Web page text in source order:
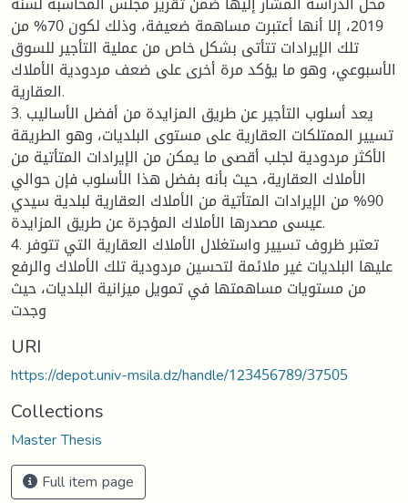
2019، إلا أنها أعتبرت مساهمة ضعيفة، وذلك لكون 70% من
تلك الإيرادات تتأتى بشكل خاص من عملية التأجير للسوق
الأسبوعي، وهو ما يؤكد مرة أخرى على ضعف مردودية الأملاك
العقارية.
3. يعد أسلوب التأجير عن طريق المزايدة من أفضل الأساليب
تسيير الممتلكات العقارية على مستوى البلديات، وهو الطريقة
الأكثر مردودية لجلب أقصى ما يمكن من الإيرادات المتأتية من
الأملاك العقارية، حيث بأنه بفضل هذا الأسلوب فإن حوالي
90% من الإيرادات المتأتية من الأملاك العقارية لبلدية سيدي
عيسى مصدرها الأملاك المؤجرة عن طريق المزايدة.
4. تعتبر ظروف تسيير واستغلال الأملاك العقارية التي تتوفر
عليها البلديات غير ملائمة لتحسين مردودية تلك الأملاك والرفع
من مستويات مساهمتها في تمويل ميزانية البلديات، حيث
وجدت
URI
https://depot.univ-msila.dz/handle/123456789/37505
Collections
Master Thesis
Full item page